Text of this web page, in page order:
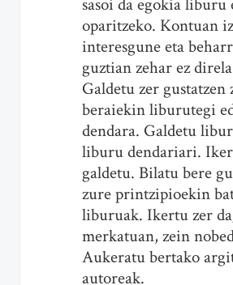
sasoi da egokia liburu
oparitzeko. Kontuan
interesgune eta
guztian zehar ez
Galdetu zer gustatzen
beraiekin liburutegi
dendara. Galdetu
liburu dendariari.
galdetu. Bilatu bere
zure printzipioekin
liburuak. Ikertu zer
merkatuan, zein
Aukeratu bertako
autoreak.